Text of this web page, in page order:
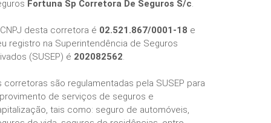
Fortuna Sp Corretora De Seguros S/c.
desta corretora é 02.521.867/0001-18 e
registro na Superintendência de Seguros
(SUSEP) é 202082562.
corretoras são regulamentadas pela SUSEP para
de serviços de seguros e
tais como: seguro de automóveis,